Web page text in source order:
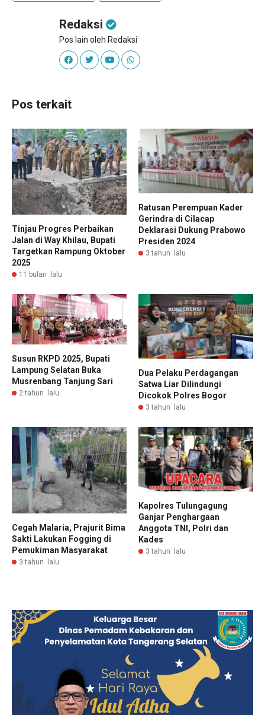
Redaksi
Pos lain oleh Redaksi
Pos terkait
Tinjau Progres Perbaikan
Jalan di Way Khilau, Bupati
Targetkan Rampung Oktober
2025
11 bulan lalu
Ratusan Perempuan Kader
Gerindra di Cilacap
Deklarasi Dukung Prabowo
Presiden 2024
3 tahun lalu
Susun RKPD 2025, Bupati
Lampung Selatan Buka
Musrenbang Tanjung Sari
2 tahun lalu
Dua Pelaku Perdagangan
Satwa Liar Dilindungi
Dicokok Polres Bogor
3 tahun lalu
Cegah Malaria, Prajurit Bima
Sakti Lakukan Fogging di
Pemukiman Masyarakat
3 tahun lalu
Kapolres Tulungagung
Ganjar Penghargaan
Anggota TNI, Polri dan
Kades
3 tahun lalu